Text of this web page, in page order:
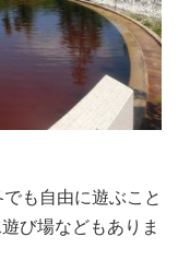
も自由に遊ぶこと
び場などもありま